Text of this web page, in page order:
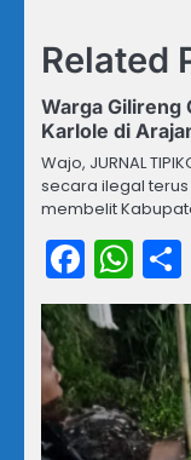
Related
Warga Gilireng
Karlole di
Wajo, JURNAL
secara ilegal
membelit